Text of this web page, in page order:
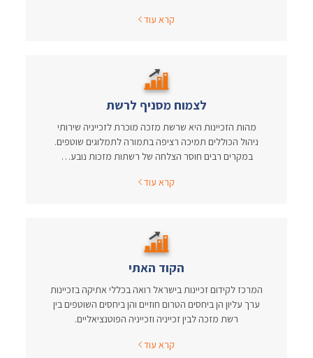
קרא עוד
לצמוח מסניף לרשת
מהות הזכיינות היא שרשת מזכה מוכרת לזכייניה שירותי
ניהול הכוללים תמיכה רציפה בתמורה לתמלוגים שוטפים.
במקרים רבים חוסר הצלחה של רשתות מזכות נובע…
קרא עוד
הקוד האתי
המרכז לקידום זכיינות בישראל רואה בכללי אתיקה בזכיינות
ערך עליון הן ביחסים הטרום חוזיים והן ביחסים השוטפים בין
רשת מזכה לבין זכייניה וזכייניה הפוטנציאליים.
קרא עוד